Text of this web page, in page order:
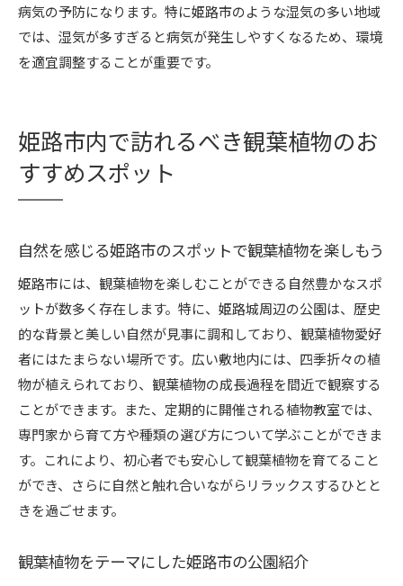
病気の予防になります。特に姫路市のような湿気の多い地域
では、湿気が多すぎると病気が発生しやすくなるため、環境
を適宜調整することが重要です。
姫路市内で訪れるべき観葉植物のお
すすめスポット
自然を感じる姫路市のスポットで観葉植物を楽しもう
姫路市には、観葉植物を楽しむことができる自然豊かなスポ
ットが数多く存在します。特に、姫路城周辺の公園は、歴史
的な背景と美しい自然が見事に調和しており、観葉植物愛好
者にはたまらない場所です。広い敷地内には、四季折々の植
物が植えられており、観葉植物の成長過程を間近で観察する
ことができます。また、定期的に開催される植物教室では、
専門家から育て方や種類の選び方について学ぶことができま
す。これにより、初心者でも安心して観葉植物を育てること
ができ、さらに自然と触れ合いながらリラックスするひとと
きを過ごせます。
観葉植物をテーマにした姫路市の公園紹介